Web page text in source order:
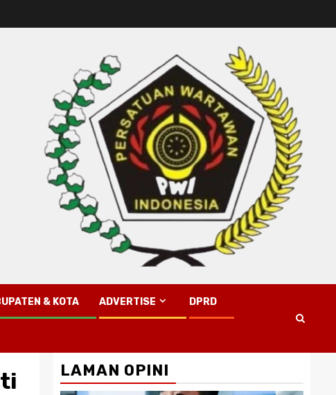
& KOTA ADVERTISE DPRD
LAMAN OPINI